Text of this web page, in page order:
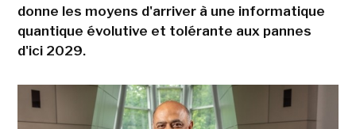
donne les moyens d'arriver à une informatique
quantique évolutive et tolérante aux pannes
d'ici 2029.